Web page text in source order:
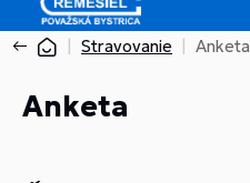
Stravovanie Anketa
Anketa